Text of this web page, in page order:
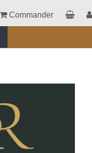
Commander